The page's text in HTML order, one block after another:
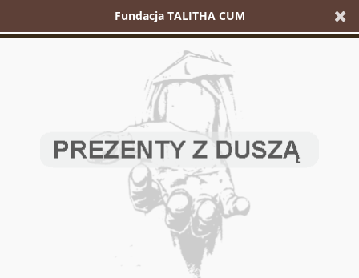
Fundacja TALITHA CUM